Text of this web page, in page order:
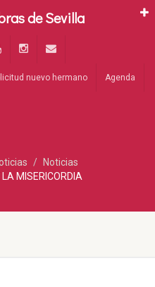
nuevo hermano Agenda
Noticias
MISERICORDIA
de Sevilla